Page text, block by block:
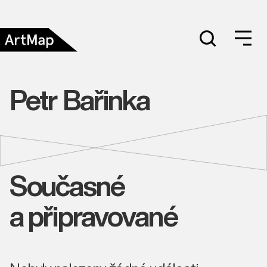
Petr Bařinka
Současné
a připravované